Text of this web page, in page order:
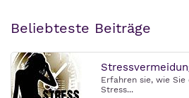
Beliebteste Beiträge
Erfahren sie, wie
Stress...